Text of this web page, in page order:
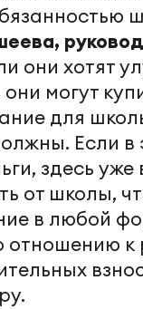
они хотят
они могут
для
Если в
здесь
от школы,
в любой
отношению к